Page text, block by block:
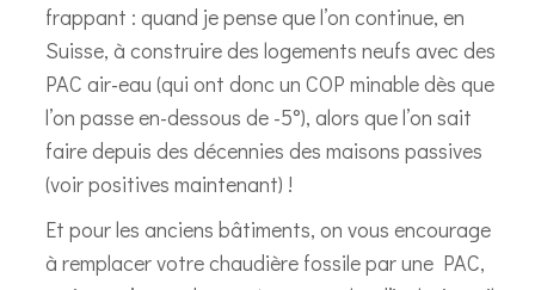
frappant : quand je pense que l’on continue, en
Suisse, à construire des logements neufs avec des
PAC air-eau (qui ont donc un COP minable dès que
l’on passe en-dessous de -5°), alors que l’on sait
faire depuis des décennies des maisons passives
(voir positives maintenant) !
Et pour les anciens bâtiments, on vous encourage
à remplacer votre chaudière fossile par une PAC,